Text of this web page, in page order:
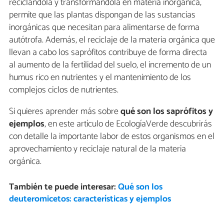
permite que las plantas dispongan de las sustancias
inorgánicas que necesitan para alimentarse de forma
autótrofa. Además, el reciclaje de la materia orgánica que
llevan a cabo los saprófitos contribuye de forma directa
al aumento de la fertilidad del suelo, el incremento de un
humus rico en nutrientes y el mantenimiento de los
complejos ciclos de nutrientes.
Si quieres aprender más sobrequé son los saprófitos y
ejemplos, en este artículo de EcologíaVerde descubrirás
con detalle la importante labor de estos organismos en el
aprovechamiento y reciclaje natural de la materia
orgánica.
También te puede interesar:Qué son los
deuteromicetos: características y ejemplos